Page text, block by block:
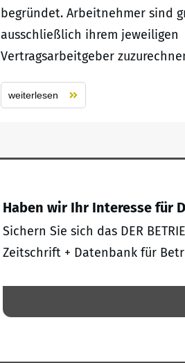
begründet. Arbeitnehmer sind
ausschließlich ihrem jeweiligen
Vertragsarbeitgeber
weiterlesen
Haben wir Ihr Interesse für
Sichern Sie sich das DER
Zeitschrift + Datenbank für